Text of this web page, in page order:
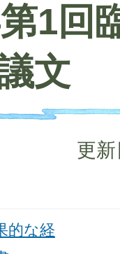
1回
文
更
的な経